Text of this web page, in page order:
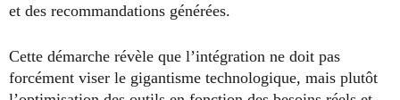
et des recommandations générées.
Cette démarche révèle que l’intégration ne doit pas
forcément viser le gigantisme technologique, mais plutôt